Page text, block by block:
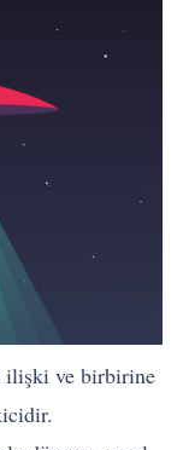
ilişki ve birbirine